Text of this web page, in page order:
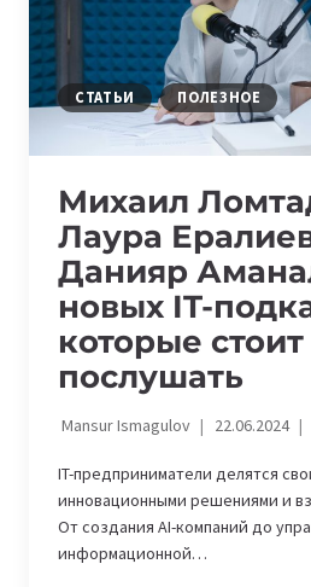
БИЗНЕСА
СТАТЬИ ПОЛЕЗНОЕ
Михаил
Лаура
Данияр
новых IT-
которые стоит
послушать
Mansur Ismagulov 22.06.2024
IT-предприниматели делятся
инновационными решениями и
От создания AI-компаний до
информационной…